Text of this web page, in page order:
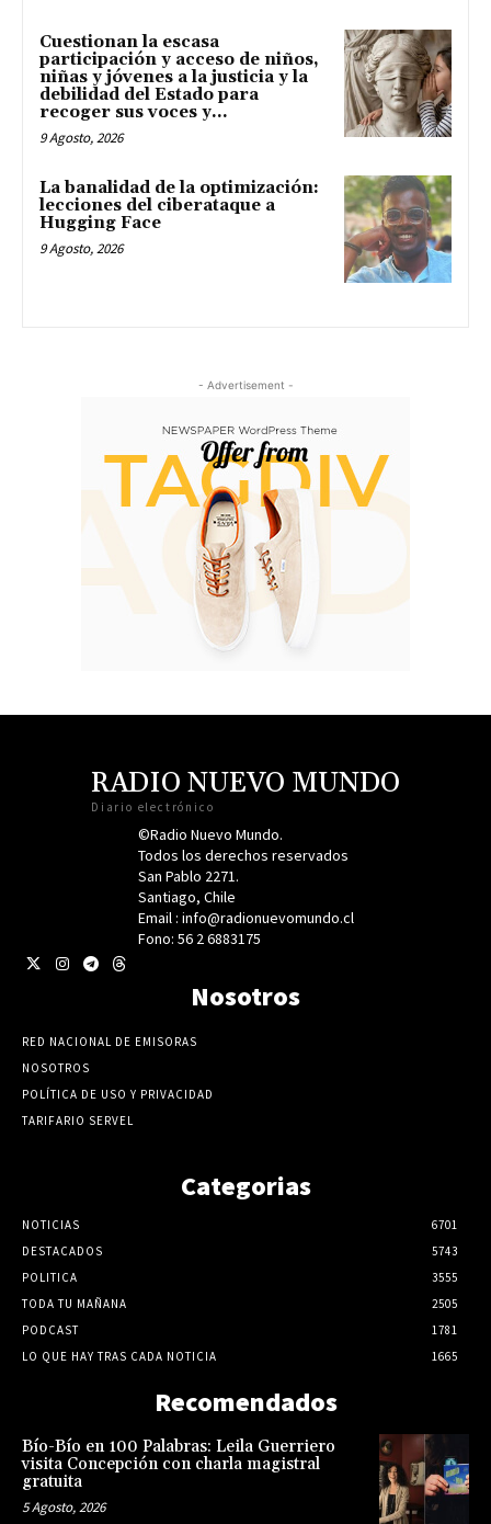
Cuestionan la escasa
participación y acceso de niños,
niñas y jóvenes a la justicia y la
debilidad del Estado para
recoger sus voces y...
9 Agosto, 2026
La banalidad de la optimización:
lecciones del ciberataque a
Hugging Face
9 Agosto, 2026
- Advertisement -
RADIO NUEVO MUNDO
Diario electrónico
©Radio Nuevo Mundo.
Todos los derechos reservados
San Pablo 2271.
Santiago, Chile
Email : info@radionuevomundo.cl
Fono: 56 2 6883175
Nosotros
RED NACIONAL DE EMISORAS
NOSOTROS
POLÍTICA DE USO Y PRIVACIDAD
TARIFARIO SERVEL
Categorias
NOTICIAS
6701
DESTACADOS
5743
POLITICA
3555
TODA TU MAÑANA
2505
PODCAST
1781
LO QUE HAY TRAS CADA NOTICIA
1665
Recomendados
Bío-Bío en 100 Palabras: Leila Guerriero
visita Concepción con charla magistral
gratuita
5 Agosto, 2026